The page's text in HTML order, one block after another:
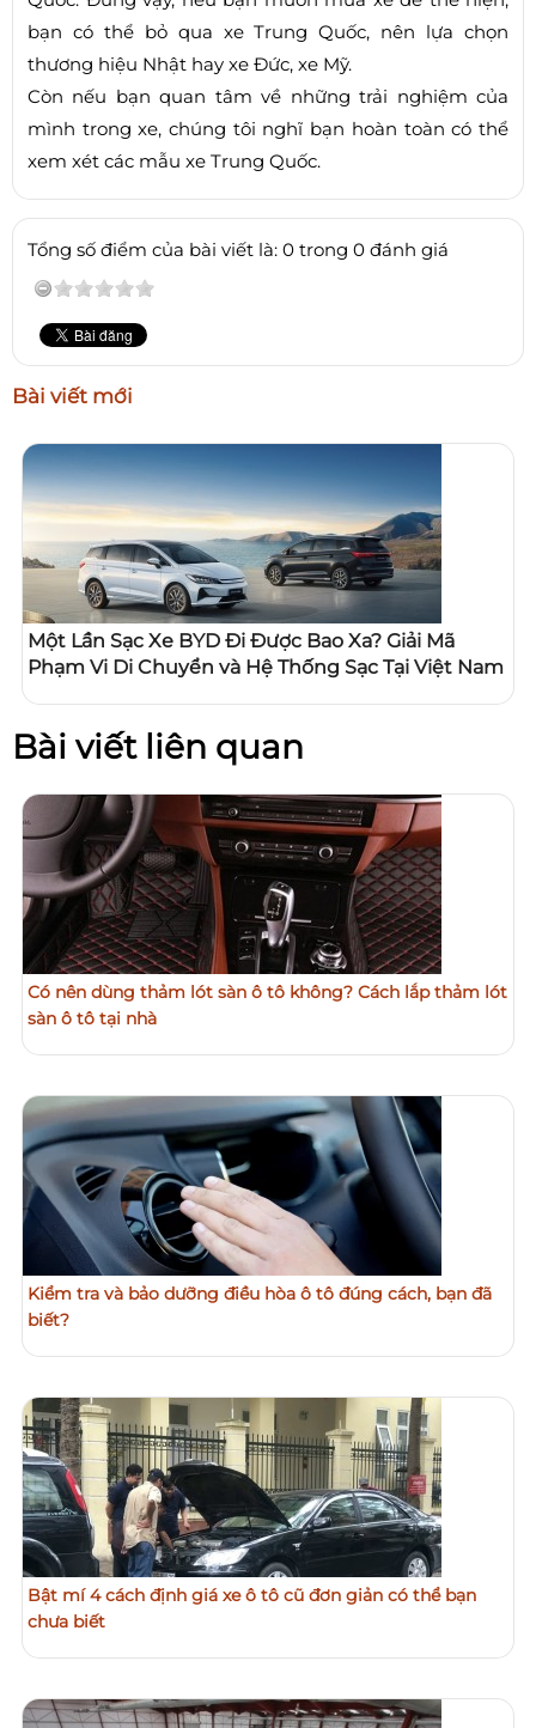
bạn có thể bỏ qua xe Trung Quốc, nên lựa chọn
thương hiệu Nhật hay xe Đức, xe Mỹ.
Còn nếu bạn quan tâm về những trải nghiệm của
mình trong xe, chúng tôi nghĩ bạn hoàn toàn có thể
xem xét các mẫu xe Trung Quốc.
Tổng số điểm của bài viết là: 0 trong 0 đánh giá
Bài viết mới
Một Lần Sạc Xe BYD Đi Được Bao Xa? Giải Mã
Phạm Vi Di Chuyển và Hệ Thống Sạc Tại Việt Nam
Bài viết liên quan
Có nên dùng thảm lót sàn ô tô không? Cách lắp thảm lót
sàn ô tô tại nhà
Kiểm tra và bảo dưỡng điều hòa ô tô đúng cách, bạn đã
biết?
Bật mí 4 cách định giá xe ô tô cũ đơn giản có thể bạn
chưa biết